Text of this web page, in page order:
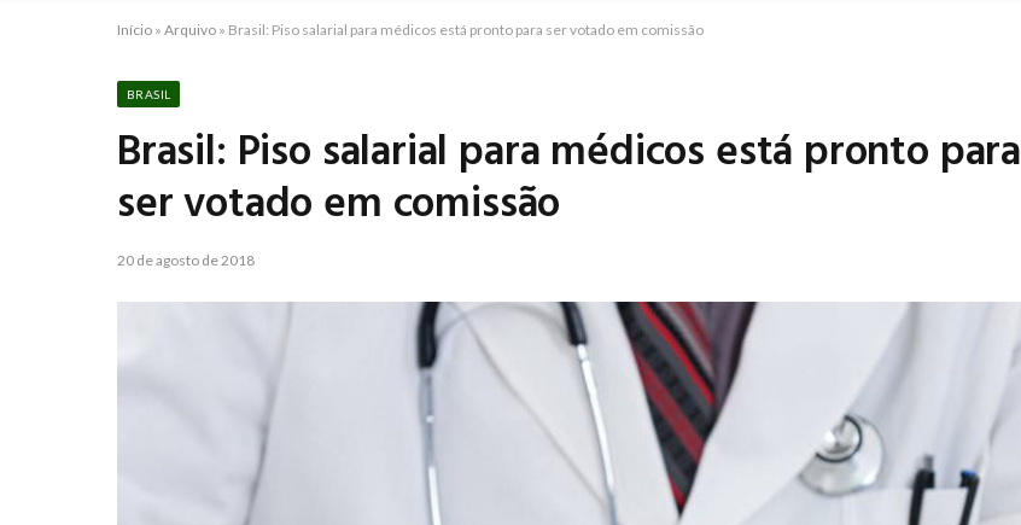
Início » Arquivo » Brasil: Piso salarial para médicos está pronto para ser votado em comissão
BRASIL
Brasil: Piso salarial para médicos está pronto para
ser votado em comissão
20 de agosto de 2018